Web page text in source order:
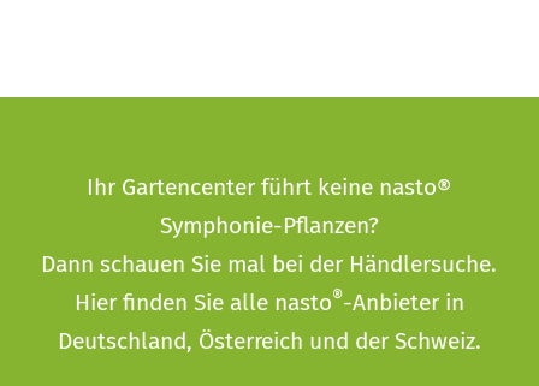
Ihr Gartencenter führt keine nasto®
Symphonie-Pflanzen?
Dann schauen Sie mal bei der Händlersuche.
Hier finden Sie alle nasto®-Anbieter in
Deutschland, Österreich und der Schweiz.